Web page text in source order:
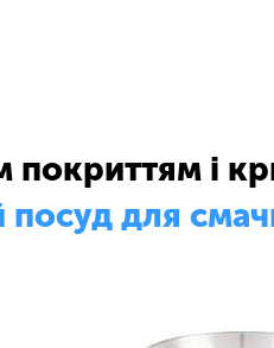
покриттям і
посуд для